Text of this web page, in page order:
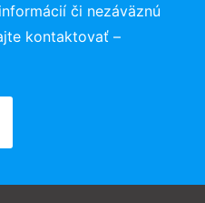
či nezáväznú
kontaktovať –